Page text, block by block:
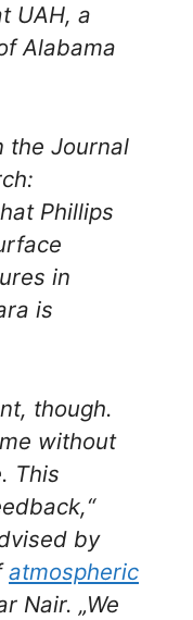
UAH, a
Alabama
the Journal
Phillips
in
is
though.
without
This
by
atmospheric
Nair. „We